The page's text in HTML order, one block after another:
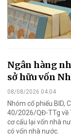
Ngân hàng
sở hữu vốn
08/08/2026 04:04
Nhóm cổ phiếu BID,
40/2026/QĐ-TTg về
cơ cấu lại vốn nhà
có vốn nhà nước.